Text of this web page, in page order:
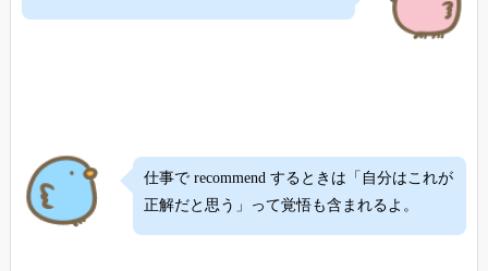
仕事で recommend するときは「自分はこれが
正解だと思う」って覚悟も含まれるよ。